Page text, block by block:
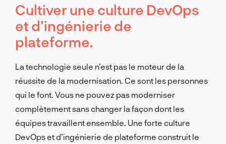
Cultiver une culture DevOps
et d’ingénierie de
plateforme.
La technologie seule n’est pas le moteur de la
réussite de la modernisation. Ce sont les personnes
qui le font. Vous ne pouvez pas moderniser
complètement sans changer la façon dont les
équipes travaillent ensemble. Une forte culture
DevOps et d’ingénierie de plateforme construit le